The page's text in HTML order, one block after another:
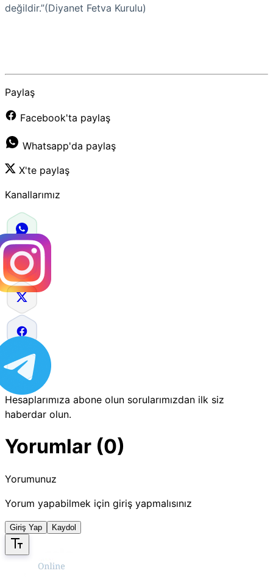
değildir.”(Diyanet Fetva Kurulu)
Paylaş
Facebook'ta paylaş
Whatsapp'da paylaş
X'te paylaş
Kanallarımız
Hesaplarımıza abone olun sorularımızdan ilk siz
haberdar olun.
Yorumlar (0)
Yorumunuz
Yorum yapabilmek için giriş yapmalısınız
Giriş Yap Kaydol